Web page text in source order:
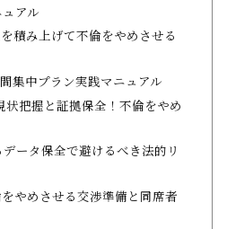
アル
積み上げて不倫をやめさせる
集中プラン実践マニュアル
状把握と証拠保全！不倫をやめ
ータ保全で避けるべき法的リ
やめさせる交渉準備と同席者